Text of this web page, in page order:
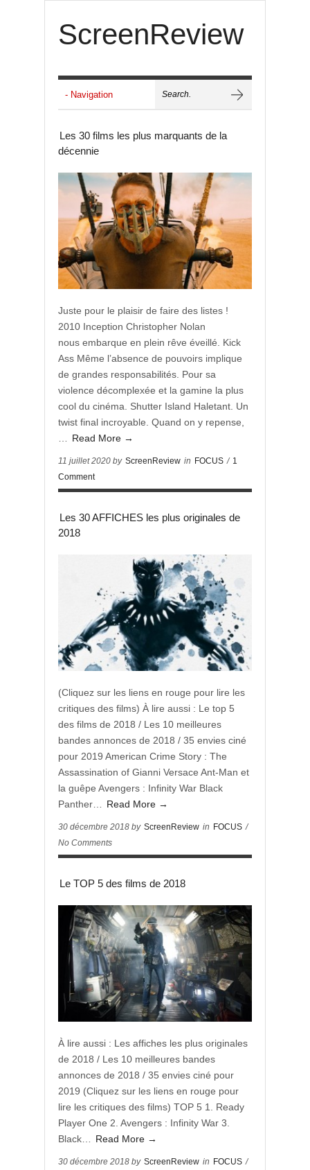
ScreenReview
Les 30 films les plus marquants de la
décennie
Juste pour le plaisir de faire des listes !
2010 Inception Christopher Nolan
nous embarque en plein rêve éveillé. Kick
Ass Même l’absence de pouvoirs implique
de grandes responsabilités. Pour sa
violence décomplexée et la gamine la plus
cool du cinéma. Shutter Island Haletant. Un
twist final incroyable. Quand on y repense,
Read More →
11 juillet 2020 by ScreenReview in FOCUS / 1
Comment
Les 30 AFFICHES les plus originales de
2018
(Cliquez sur les liens en rouge pour lire les
critiques des films) À lire aussi : Le top 5
des films de 2018 / Les 10 meilleures
bandes annonces de 2018 / 35 envies ciné
pour 2019 American Crime Story : The
Assassination of Gianni Versace Ant-Man et
la guêpe Avengers : Infinity War Black
Panther…
Read More →
30 décembre 2018 by ScreenReview in FOCUS /
No Comments
Le TOP 5 des films de 2018
À lire aussi : Les affiches les plus originales
de 2018 / Les 10 meilleures bandes
annonces de 2018 / 35 envies ciné pour
2019 (Cliquez sur les liens en rouge pour
lire les critiques des films) TOP 5 1. Ready
Player One 2. Avengers : Infinity War 3.
Black…
Read More →
30 décembre 2018 by ScreenReview in FOCUS /